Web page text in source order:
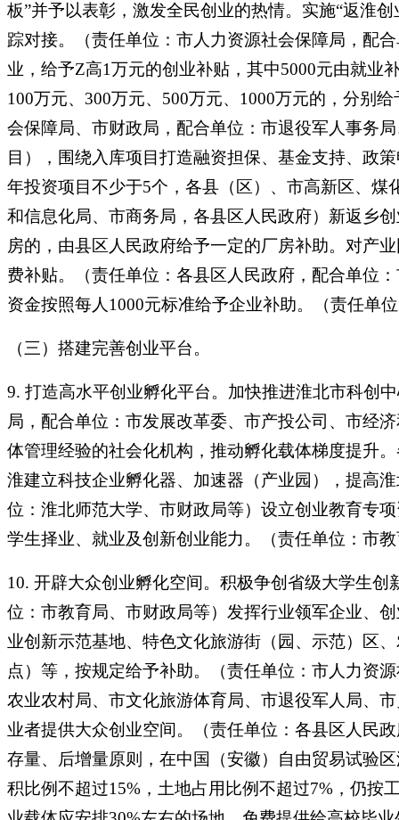
板”并予以表彰，激发全民创业的热情。实施“返淮
踪对接。（责任单位：市人力资源社会保障局，配
业，给予Z高1万元的创业补贴，其中5000元由就业
100万元、300万元、500万元、1000万元的，分别
会保障局、市财政局，配合单位：市退役军人事务
目），围绕入库项目打造融资担保、基金支持、政
年投资项目不少于5个，各县（区）、市高新区、
和信息化局、市商务局，各县区人民政府）新返乡
房的，由县区人民政府给予一定的厂房补助。对产
费补贴。（责任单位：各县区人民政府，配合单位
资金按照每人1000元标准给予企业补助。（责任单
（三）搭建完善创业平台。
9. 打造高水平创业孵化平台。加快推进淮北市科创
局，配合单位：市发展改革委、市产投公司、市经
体管理经验的社会化机构，推动孵化载体梯度提升
淮建立科技企业孵化器、加速器（产业园），提高
位：淮北师范大学、市财政局等）设立创业教育专
学生择业、就业及创新创业能力。（责任单位：市
10. 开辟大众创业孵化空间。积极争创省级大学生
位：市教育局、市财政局等）发挥行业领军企业、
业创新示范基地、特色文化旅游街（园、示范）区
点）等，按规定给予补助。（责任单位：市人力资
农业农村局、市文化旅游体育局、市退役军人局、
业者提供大众创业空间。（责任单位：各县区人民
存量、后增量原则，在中国（安徽）自由贸易试验
积比例不超过15%，土地占用比例不超过7%，仍按